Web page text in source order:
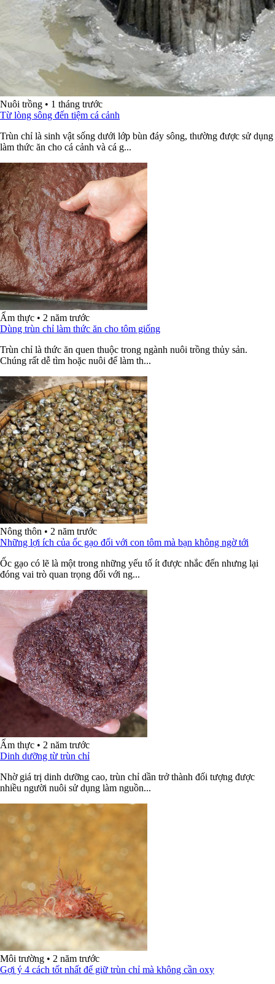
Nuôi trồng • 1 tháng trước
Từ lòng sông đến tiệm cá cảnh
Trùn chỉ là sinh vật sống dưới lớp bùn đáy sông, thường được sử dụng
làm thức ăn cho cá cảnh và cá g...
Ẩm thực • 2 năm trước
Dùng trùn chỉ làm thức ăn cho tôm giống
Trùn chỉ là thức ăn quen thuộc trong ngành nuôi trồng thủy sản.
Chúng rất dễ tìm hoặc nuôi để làm th...
Nông thôn • 2 năm trước
Những lợi ích của ốc gạo đối với con tôm mà bạn không ngờ tới
Ốc gạo có lẽ là một trong những yếu tố ít được nhắc đến nhưng lại
đóng vai trò quan trọng đối với ng...
Ẩm thực • 2 năm trước
Dinh dưỡng từ trùn chỉ
Nhờ giá trị dinh dưỡng cao, trùn chỉ dần trở thành đối tượng được
nhiều người nuôi sử dụng làm nguồn...
Môi trường • 2 năm trước
Gợi ý 4 cách tốt nhất để giữ trùn chỉ mà không cần oxy